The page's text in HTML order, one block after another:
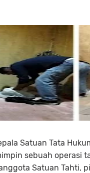
Satuan Tata
sebuah operasi
Satuan Tahti,